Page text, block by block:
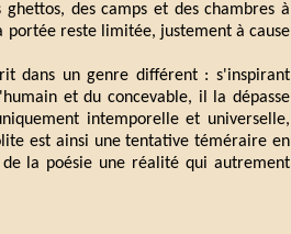
des camps et des chambres à
portée reste limitée, justement à cause
dans un genre différent : s'inspirant
et du concevable, il la dépasse
intemporelle et universelle,
est ainsi une tentative téméraire en
la poésie une réalité qui autrement